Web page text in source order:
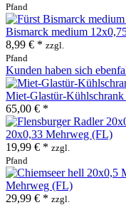
Pfand
Bismarck medium
8,99 € * zzgl.
Pfand
Kunden haben sich
Miet-Glastür-
65,00 € *
20x0,33 Mehrweg (FL)
19,99 € * zzgl.
Pfand
Mehrweg (FL)
29,99 € * zzgl.